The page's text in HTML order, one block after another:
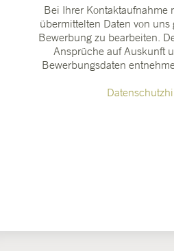
Bei Ihrer Kontaktaufnahme
übermittelten Daten von
Bewerbung zu bearbeiten.
Ansprüche auf Auskunft
Bewerbungsdaten